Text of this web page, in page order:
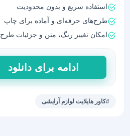
استفاده سریع و بدون محدودیت
طرح‌های حرفه‌ای و آماده برای چاپ
امکان تغییر رنگ، متن و جزئیات طرح
کاور
خام
هایلایت
استوری
ادامه برای دانلود
#کاور هایلایت لوازم آرایشی